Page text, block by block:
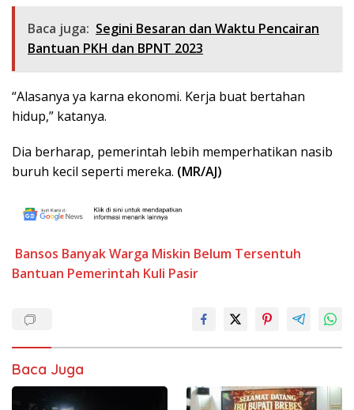
Baca juga: Segini Besaran dan Waktu Pencairan
Bantuan PKH dan BPNT 2023
“Alasanya ya karna ekonomi. Kerja buat bertahan
hidup,” katanya.
Dia berharap, pemerintah lebih memperhatikan nasib
buruh kecil seperti mereka. (MR/AJ)
Bansos Banyak Warga Miskin Belum Tersentuh
Bantuan Pemerintah Kuli Pasir
Baca Juga